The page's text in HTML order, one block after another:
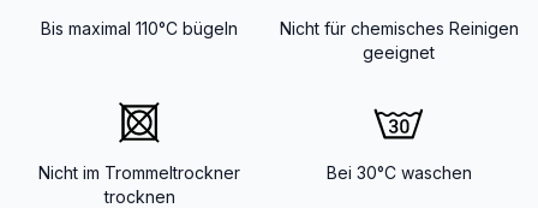
Bis maximal 110°C bügeln
Nicht für chemisches Reinigen
geeignet
Nicht im Trommeltrockner
trocknen
Bei 30°C waschen